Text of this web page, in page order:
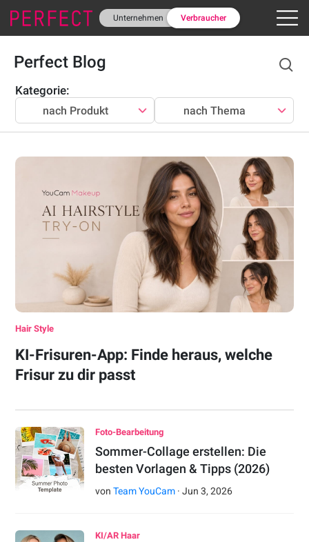
Unternehmen Verbraucher
Perfect Blog
Kategorie:
nach Produkt nach Thema
Hair Style
KI-Frisuren-App: Finde heraus, welche
Frisur zu dir passt
Foto-Bearbeitung
Sommer-Collage erstellen: Die
besten Vorlagen & Tipps (2026)
vonTeam YouCam ·Jun 3,2026
KI/AR Haar